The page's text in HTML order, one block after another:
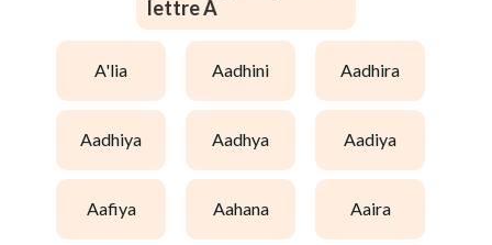
lettre A
a'lia aadhini aadhira
aadhiya aadhya aadiya
aafiya aahana aaira